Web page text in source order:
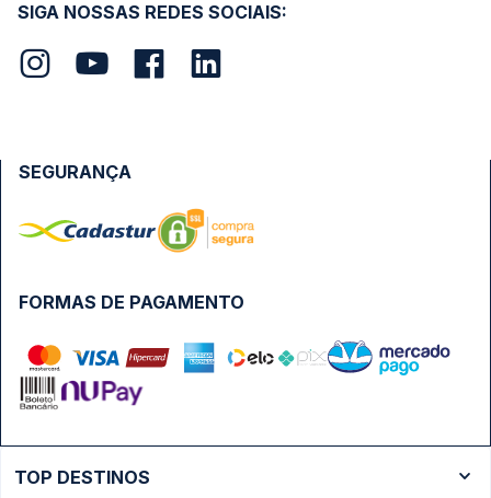
SIGA NOSSAS REDES SOCIAIS:
FORMAS DE PAGAMENTO
SEGURANÇA
TOP DESTINOS